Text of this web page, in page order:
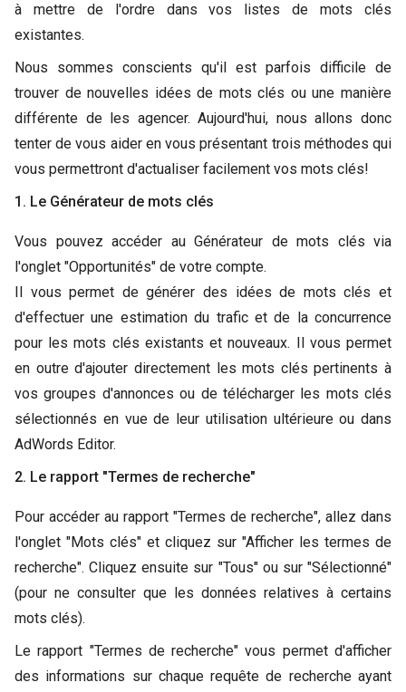
à mettre de l'ordre dans vos listes de mots clés
existantes.
Nous sommes conscients qu'il est parfois difficile de
trouver de nouvelles idées de mots clés ou une manière
différente de les agencer. Aujourd'hui, nous allons donc
tenter de vous aider en vous présentant trois méthodes qui
vous permettront d'actualiser facilement vos mots clés!
1. Le Générateur de mots clés
Vous pouvez accéder au Générateur de mots clés via
l'onglet "Opportunités" de votre compte.
Il vous permet de générer des idées de mots clés et
d'effectuer une estimation du trafic et de la concurrence
pour les mots clés existants et nouveaux. Il vous permet
en outre d'ajouter directement les mots clés pertinents à
vos groupes d'annonces ou de télécharger les mots clés
sélectionnés en vue de leur utilisation ultérieure ou dans
AdWords Editor.
2. Le rapport "Termes de recherche"
Pour accéder au rapport "Termes de recherche", allez dans
l'onglet "Mots clés" et cliquez sur "Afficher les termes de
recherche". Cliquez ensuite sur "Tous" ou sur "Sélectionné"
(pour ne consulter que les données relatives à certains
mots clés).
Le rapport "Termes de recherche" vous permet d'afficher
des informations sur chaque requête de recherche ayant